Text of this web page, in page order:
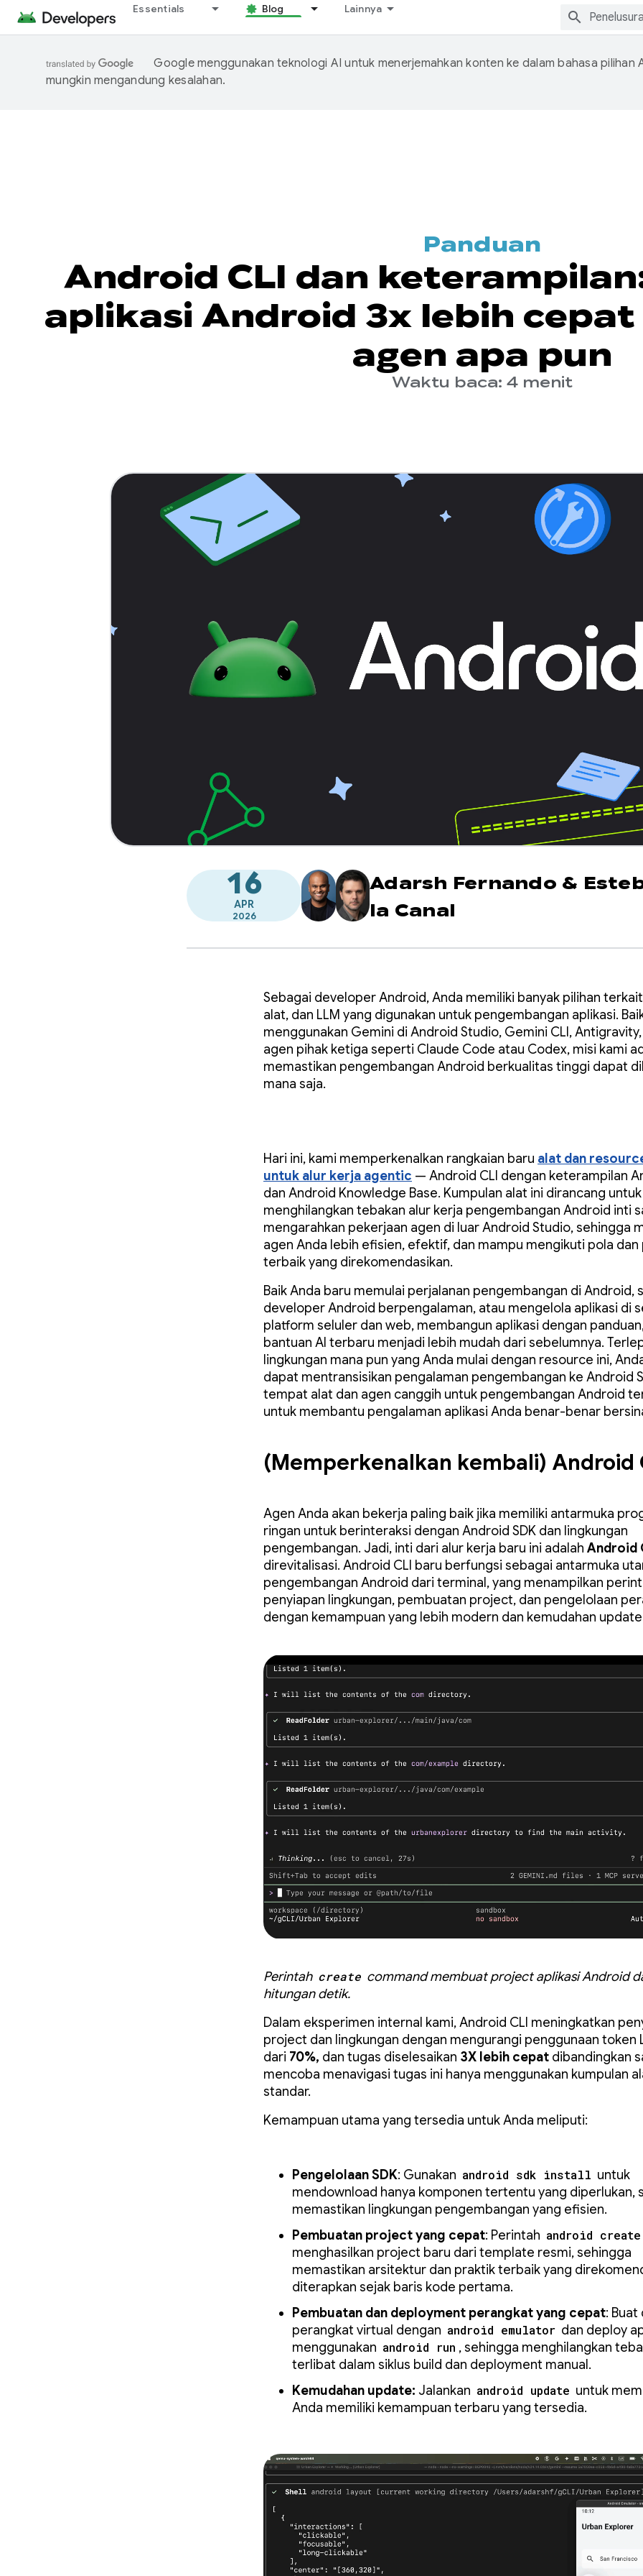
Essentials Blog Lainnya
Google menggunakan teknologi AI untuk menerjemahkan konten ke dalam bahasa pilihan
mungkin mengandung kesalahan.
Panduan
Android CLI dan
aplikasi Android 3x lebih
agen apa pun
Waktu baca: 4 menit
16
APR
2026
Adarsh Fernando &
la Canal
Sebagai developer Android, Anda memiliki banyak pilihan
alat, dan LLM yang digunakan untuk pengembangan aplikasi.
menggunakan Gemini di Android Studio, Gemini CLI,
agen pihak ketiga seperti Claude Code atau Codex, misi kami
memastikan pengembangan Android berkualitas tinggi dapat
mana saja.
Hari ini, kami memperkenalkan rangkaian baru alat dan
untuk alur kerja agentic — Android CLI dengan keterampilan
dan Android Knowledge Base. Kumpulan alat ini dirancang untuk
menghilangkan tebakan alur kerja pengembangan Android inti
mengarahkan pekerjaan agen di luar Android Studio, sehingga
agen Anda lebih efisien, efektif, dan mampu mengikuti pola dan
terbaik yang direkomendasikan.
Baik Anda baru memulai perjalanan pengembangan di Android,
developer Android berpengalaman, atau mengelola aplikasi di
platform seluler dan web, membangun aplikasi dengan
bantuan AI terbaru menjadi lebih mudah dari sebelumnya.
lingkungan mana pun yang Anda mulai dengan resource ini,
dapat mentransisikan pengalaman pengembangan ke Android
tempat alat dan agen canggih untuk pengembangan Android
untuk membantu pengalaman aplikasi Anda benar-benar
(Memperkenalkan kembali) Android
Agen Anda akan bekerja paling baik jika memiliki antarmuka
ringan untuk berinteraksi dengan Android SDK dan lingkungan
pengembangan. Jadi, inti dari alur kerja baru ini adalah Android
direvitalisasi. Android CLI baru berfungsi sebagai antarmuka
pengembangan Android dari terminal, yang menampilkan
penyiapan lingkungan, pembuatan project, dan pengelolaan
dengan kemampuan yang lebih modern dan kemudahan
Perintah create command membuat project aplikasi Android
hitungan detik.
Dalam eksperimen internal kami, Android CLI meningkatkan
project dan lingkungan dengan mengurangi penggunaan token
dari 70%, dan tugas diselesaikan 3X lebih cepat dibandingkan
mencoba menavigasi tugas ini hanya menggunakan kumpulan
standar.
Kemampuan utama yang tersedia untuk Anda meliputi:
Pengelolaan SDK: Gunakan android sdk install untuk
mendownload hanya komponen tertentu yang diperlukan,
memastikan lingkungan pengembangan yang efisien.
Pembuatan project yang cepat: Perintah android create
menghasilkan project baru dari template resmi, sehingga
memastikan arsitektur dan praktik terbaik yang
diterapkan sejak baris kode pertama.
Pembuatan dan deployment perangkat yang cepat: Buat
perangkat virtual dengan android emulator dan deploy
menggunakan android run , sehingga menghilangkan
terlibat dalam siklus build dan deployment manual.
Kemudahan update: Jalankan android update untuk
Anda memiliki kemampuan terbaru yang tersedia.